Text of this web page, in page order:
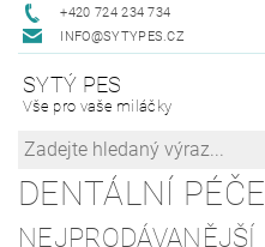
+420 724 234 734
INFO@SYTYPES.CZ
SYTÝ PES
Vše pro vaše miláčky
DENTÁLNÍ PÉČE
NEJPRODÁVANĚJŠÍ